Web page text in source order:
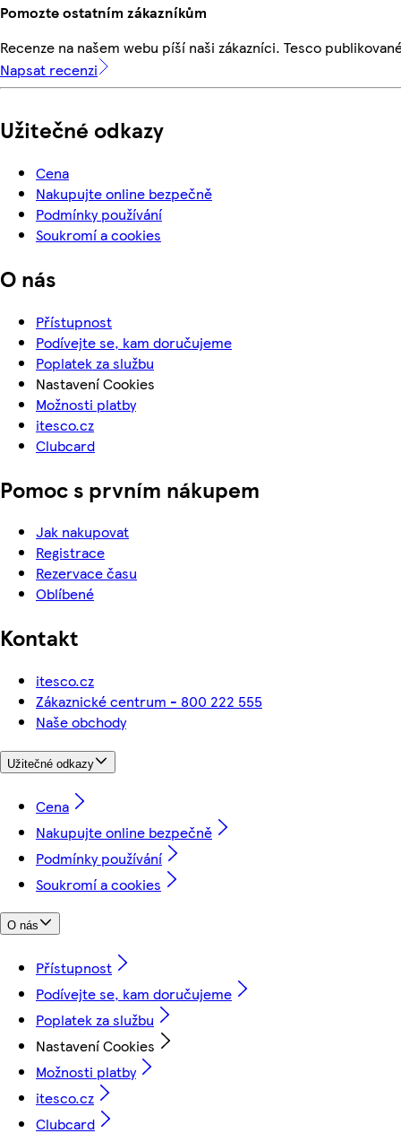
Pomozte ostatním zákazníkům
Recenze na našem webu píší naši zákazníci. Tesco
Napsat recenzi
Užitečné odkazy
Cena
Nakupujte online bezpečně
Podmínky používání
Soukromí a cookies
O nás
Přístupnost
Podívejte se, kam doručujeme
Poplatek za službu
Nastavení Cookies
Možnosti platby
itesco.cz
Clubcard
Pomoc s prvním nákupem
Jak nakupovat
Registrace
Rezervace času
Oblíbené
Kontakt
itesco.cz
Zákaznické centrum - 800 222 555
Naše obchody
Užitečné odkazy
Cena
Nakupujte online bezpečně
Podmínky používání
Soukromí a cookies
O nás
Přístupnost
Podívejte se, kam doručujeme
Poplatek za službu
Nastavení Cookies
Možnosti platby
itesco.cz
Clubcard